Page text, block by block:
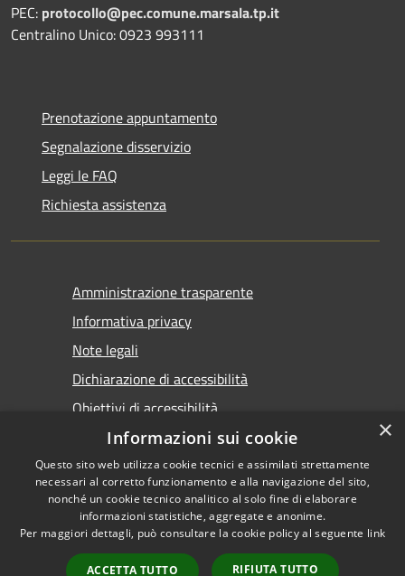
PEC: protocollo@pec.comune.marsala.tp.it
Centralino Unico: 0923 993111
Prenotazione appuntamento
Segnalazione disservizio
Leggi le FAQ
Richiesta assistenza
Amministrazione trasparente
Informativa privacy
Note legali
Dichiarazione di accessibilità
Obiettivi di accessibilità
Accessibilità
Copyright © 2026 • Comune di
Marsala • Powered by
Municipium• Accesso
×
Informazioni sui cookie
Questo sito web utilizza cookie tecnici e assimilati strettamente
necessari al corretto funzionamento e alla navigazione del sito,
nonché un cookie tecnico analitico al solo fine di elaborare
informazioni statistiche, aggregate e anonime.
Per maggiori dettagli, può consultare la cookie policy al seguente link
ACCETTA TUTTO RIFIUTA TUTTO